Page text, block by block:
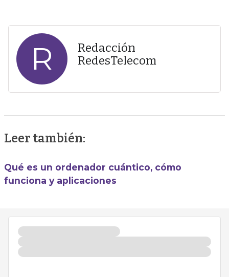
R
Redacción
RedesTelecom
Leer también:
Qué es un ordenador cuántico, cómo
funciona y aplicaciones